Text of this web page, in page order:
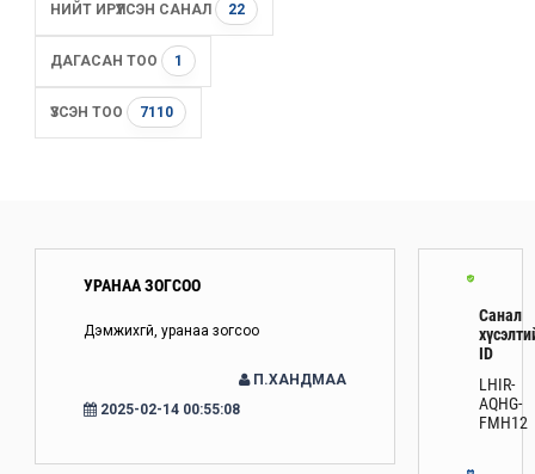
НИЙТ ИРҮҮЛСЭН САНАЛ 22
ДАГАСАН ТОО 1
ҮЗСЭН ТОО 7110
УРАНАА ЗОГСОО
Дэмжихгүй, уранаа зогсоо
П.ХАНДМАА
2025-02-14 00:55:08
Санал
ID
LHIR-
AQHG-
FMH12